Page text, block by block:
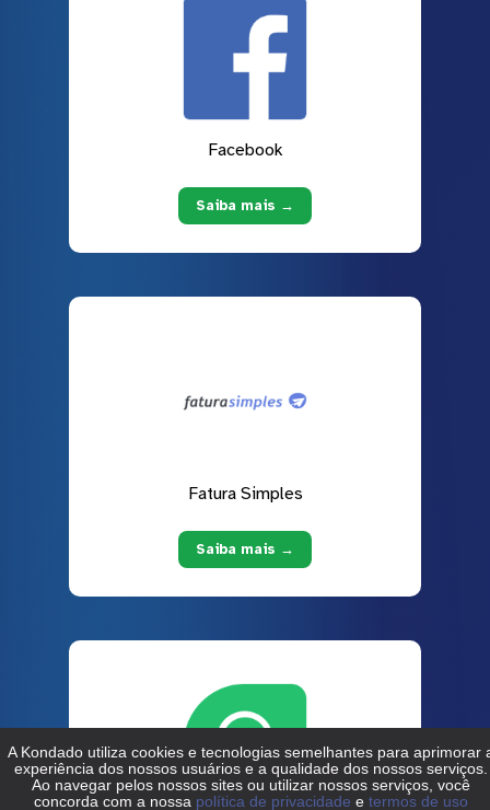
Facebook
Saiba mais →
Fatura Simples
Saiba mais →